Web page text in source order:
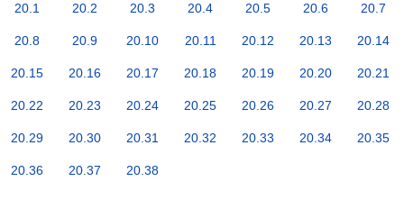
20.1 20.2 20.3 20.4 20.5 20.6 20.7
20.8 20.9 20.10 20.11 20.12 20.13 20.14
20.15 20.16 20.17 20.18 20.19 20.20 20.21
20.22 20.23 20.24 20.25 20.26 20.27 20.28
20.29 20.30 20.31 20.32 20.33 20.34 20.35
20.36 20.37 20.38